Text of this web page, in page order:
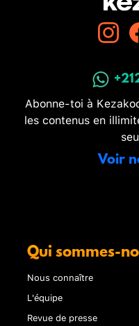
Abonne-toi à
les contenus en
Voir
Qui sommes-
Nous connaître
L'équipe
Revue de presse